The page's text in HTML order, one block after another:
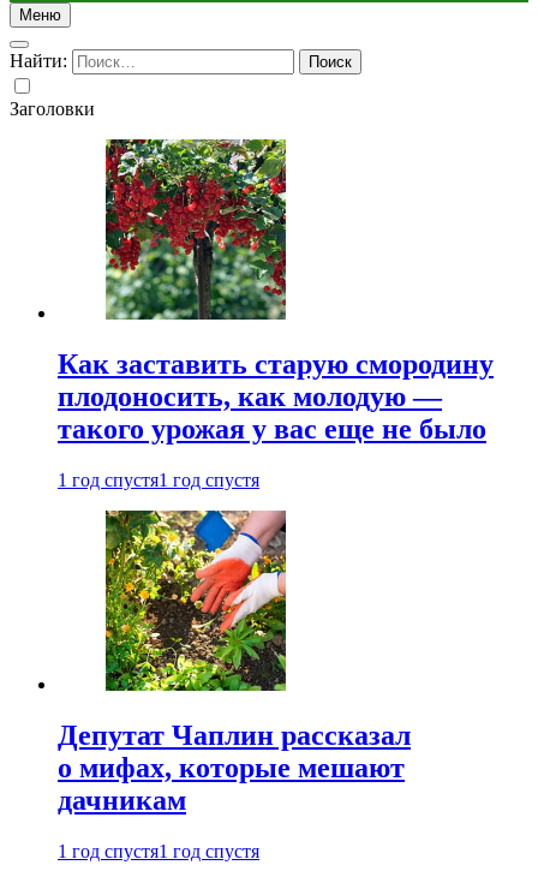
Меню
Найти:
Заголовки
Как заставить старую смородину
плодоносить, как молодую —
такого урожая у вас еще не было
1 год спустя1 год спустя
Депутат Чаплин рассказал
о мифах, которые мешают
дачникам
1 год спустя1 год спустя